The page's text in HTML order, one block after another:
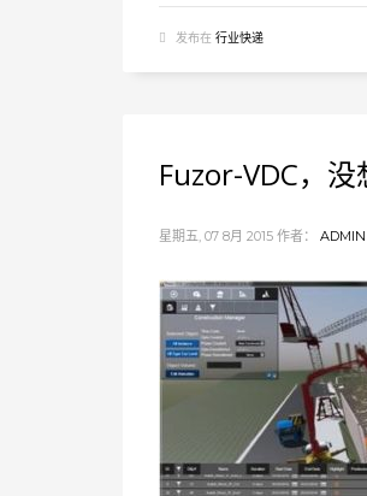
发布在 行业快递
Fuzor-VDC，
星期五, 07 8月 2015 作者： ADMIN